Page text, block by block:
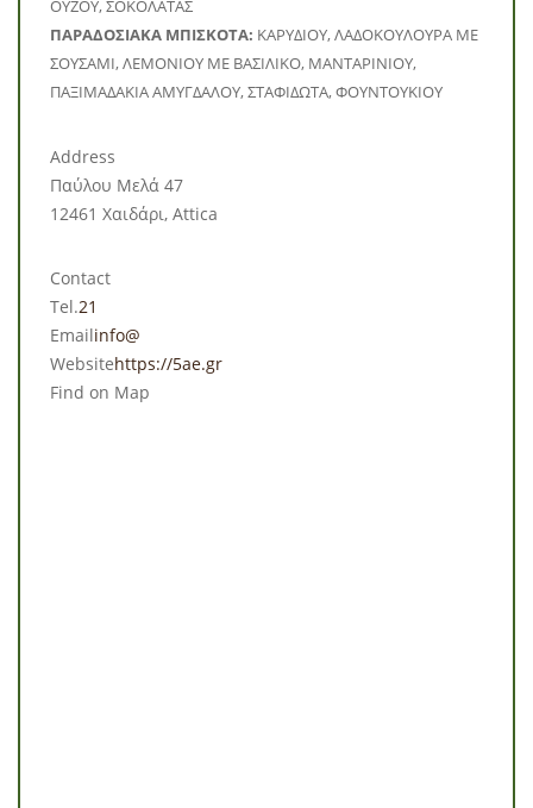
ΟΥΖΟΥ, ΣΟΚΟΛΑΤΑΣ
ΠΑΡΑΔΟΣΙΑΚΑ ΜΠΙΣΚΟΤΑ: ΚΑΡΥΔΙΟΥ, ΛΑΔΟΚΟΥΛΟΥΡΑ ΜΕ
ΣΟΥΣΑΜΙ, ΛΕΜΟΝΙΟΥ ΜΕ ΒΑΣΙΛΙΚΟ, ΜΑΝΤΑΡΙΝΙΟΥ,
ΠΑΞΙΜΑΔΑΚΙΑ ΑΜΥΓΔΑΛΟΥ, ΣΤΑΦΙΔΩΤΑ, ΦΟΥΝΤΟΥΚΙΟΥ
Address
Παύλου Μελά 47
12461 Χαιδάρι, Attica
Contact
Tel.21
Emailinfo@
Websitehttps://5ae.gr
Find on Map